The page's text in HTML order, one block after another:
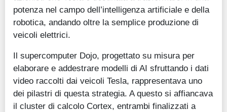
potenza nel campo dell’intelligenza artificiale e della
robotica, andando oltre la semplice produzione di
veicoli elettrici.
Il supercomputer Dojo, progettato su misura per
elaborare e addestrare modelli di AI sfruttando i dati
video raccolti dai veicoli Tesla, rappresentava uno
dei pilastri di questa strategia. A questo si affiancava
il cluster di calcolo Cortex, entrambi finalizzati a